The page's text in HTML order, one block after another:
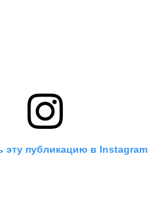
эту публикацию в Instagram